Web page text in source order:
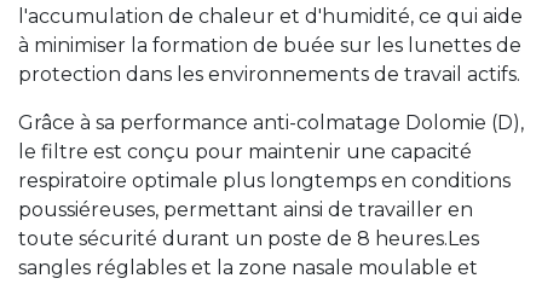
l'accumulation de chaleur et d'humidité, ce qui aide
à minimiser la formation de buée sur les lunettes de
protection dans les environnements de travail actifs.
Grâce à sa performance anti-colmatage Dolomie (D),
le filtre est conçu pour maintenir une capacité
respiratoire optimale plus longtemps en conditions
poussiéreuses, permettant ainsi de travailler en
toute sécurité durant un poste de 8 heures.Les
sangles réglables et la zone nasale moulable et